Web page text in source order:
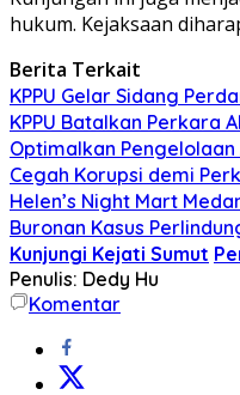
hukum. Kejaksaan
Berita Terkait
KPPU Gelar Sidang
KPPU Batalkan Perkara
Optimalkan Pengelolaan
Cegah Korupsi demi
Helen’s Night Mart
Buronan Kasus
Kunjungi Kejati Sumut
Penulis: Dedy Hu
Komentar